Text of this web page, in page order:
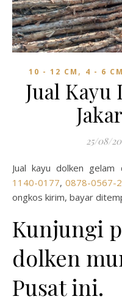
10 - 12 CM , 4 - 6 CM
Jual Kayu
25/08/
Jual kayu dolken
1140-0177, 0878-0567-
ongkos kirim, bayar
Kunjungi
dolken
Pusat ini.